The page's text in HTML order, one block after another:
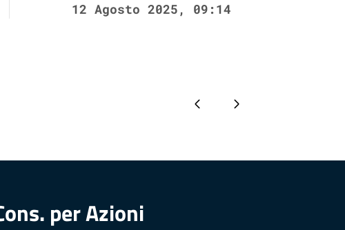
12 Agosto 2025, 09:14
Pagina precedentePagina successiva
per Azioni